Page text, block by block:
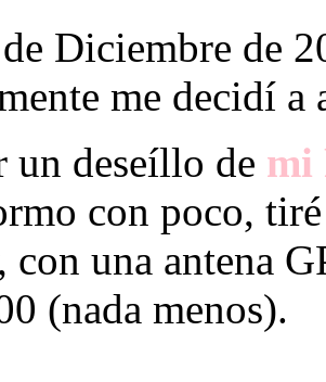
Diciembre de
me decidí
un deseíllo de mi
con poco,
con una antena
(nada menos).